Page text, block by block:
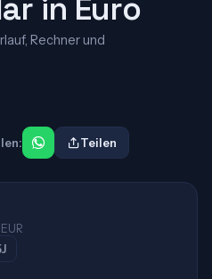
in Euro
Rechner und
Teilen